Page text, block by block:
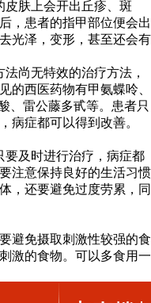
皮肤上会开出丘疹、斑
，患者的指甲部位便会出
光泽，变形，甚至还会有
尚无特效的治疗方法，
的西医药物有甲氨蝶呤、
、雷公藤多甙等。患者只
病症都可以得到改善。
要及时进行治疗，病症都
注意保持良好的生活习惯
，还要避免过度劳累，同
避免摄取刺激性较强的食
激的食物。可以多食用一